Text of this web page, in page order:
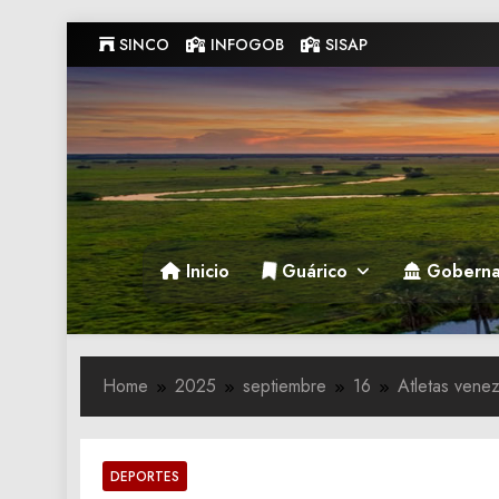
to
content
SINCO INFOGOB SISAP
Gobernacion de Guarico
Gobernacion de Guarico
Inicio Guárico
Home 2025 septiembre 16 Atletas
DEPORTES